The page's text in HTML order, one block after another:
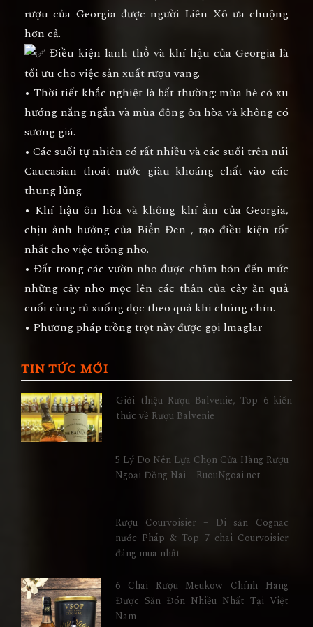
rượu của Georgia được người Liên Xô ưa chuộng
hơn cả.
Điều kiện lãnh thổ và khí hậu của Georgia là
tối ưu cho việc sản xuất rượu vang.
• Thời tiết khắc nghiệt là bất thường: mùa hè có xu
hướng nắng ngắn và mùa đông ôn hòa và không có
sương giá.
• Các suối tự nhiên có rất nhiều và các suối trên núi
Caucasian thoát nước giàu khoáng chất vào các
thung lũng.
• Khí hậu ôn hòa và không khí ẩm của Georgia,
chịu ảnh hưởng của Biển Đen , tạo điều kiện tốt
nhất cho việc trồng nho.
• Đất trong các vườn nho được chăm bón đến mức
những cây nho mọc lên các thân của cây ăn quả
cuối cùng rủ xuống dọc theo quả khi chúng chín.
• Phương pháp trồng trọt này được gọi lmaglar
TIN TỨC MỚI
Giới thiệu Rượu Balvenie, Top 6 kiến
thức về Rượu Balvenie
5 Lý Do Nên Lựa Chọn Cửa Hàng Rượu
Ngoại Đồng Nai – RuouNgoai.net
Rượu Courvoisier – Di sản Cognac
nước Pháp & Top 7 chai Courvoisier
đáng mua nhất
6 Chai Rượu Meukow Chính Hãng
Được Săn Đón Nhiều Nhất Tại Việt
Nam